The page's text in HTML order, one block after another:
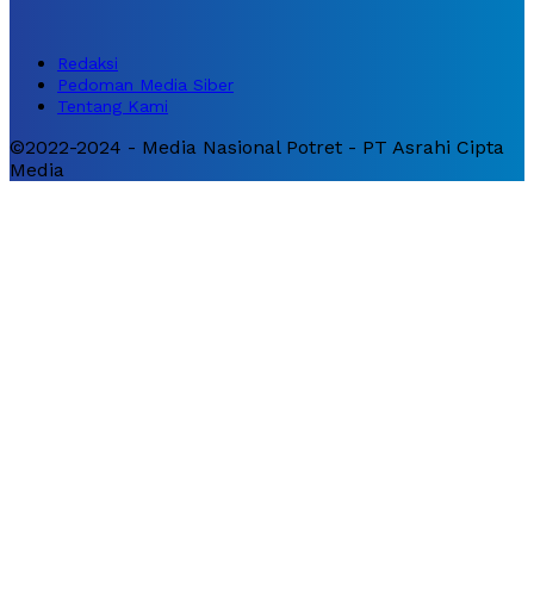
Redaksi
Pedoman Media Siber
Tentang Kami
©2022-2024 - Media Nasional Potret - PT Asrahi Cipta
Media